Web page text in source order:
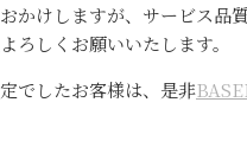
かけしますが、サービス品
ろしくお願いいたします。
でしたお客様は、是非